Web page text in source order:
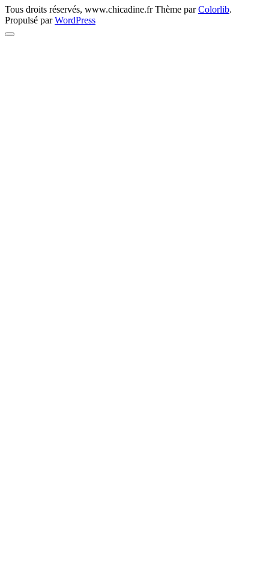
Tous droits réservés, www.chicadine.fr Thème parColorlib.
Propulsé parWordPress